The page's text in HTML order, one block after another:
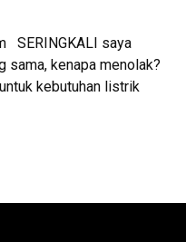
SERINGKALI saya
sama, kenapa menolak?
kebutuhan listrik